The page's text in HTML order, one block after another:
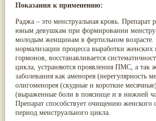
Показания к применению:
Раджа – это менструальная кровь. Препарат
юным девушкам при формировании
молодым женщинам в фертильном возрасте.
нормализации процесса выработки женских
гормонов, восстанавливается
цикла, устраняются проявления ПМС, а так
заболевания как аменорея (нерегулярность
олигоменорея (скудные и короткие
(выраженные боли в пояснице и в нижней
Препарат способствует очищению женского
период менструального цикла.
Паслён черный(13)
Коричник цейлонский(12)
Мирра(12)
Розовая соль(12)
Сверция(12)
Виноград (11)
Каменная соль(11)
Коровье молоко(11)
Мукуна жгучая(11)
Ним(11)
Патала(11)
Перец чаба(11)